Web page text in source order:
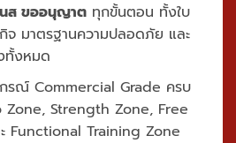
ส ขออนุญาตทุกขั้นตอน ทั้งใบ
มาตรฐานความปลอดภัย และ
ทั้งหมด
รณ์ Commercial Grade ครบ
Zone, Strength Zone, Free
Functional Training Zone